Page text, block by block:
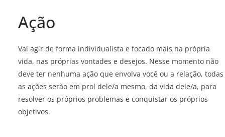
Ação
Vai agir de forma individualista e focado mais na própria
vida, nas próprias vontades e desejos. Nesse momento não
deve ter nenhuma ação que envolva você ou a relação, todas
as ações serão em prol dele/a mesmo, da vida dele/a, para
resolver os próprios problemas e conquistar os próprios
objetivos.